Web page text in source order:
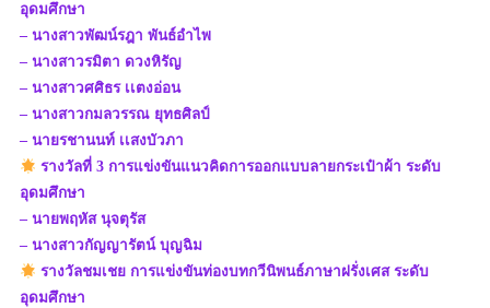
อุดมศึกษา
– นางสาวพัฒน์รฎา พันธ์อำไพ
– นางสาวรมิตา ดวงหิรัญ
– นางสาวศศิธร เเตงอ่อน
– นางสาวกมลวรรณ ยุทธศิลป์
– นายรชานนท์ เเสงบัวภา
รางวัลที่ 3 การแข่งขันแนวคิดการออกแบบลายกระเป๋าผ้า ระดับ
อุดมศึกษา
– นายพฤหัส นุจตุรัส
– นางสาวกัญญารัตน์ บุญฉิม
รางวัลชมเชย การแข่งขันท่องบทกวีนิพนธ์ภาษาฝรั่งเศส ระดับ
อุดมศึกษา